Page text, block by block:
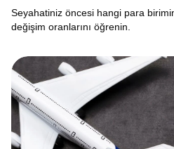
Seyahatiniz öncesi hangi para
değişim oranlarını öğrenin.